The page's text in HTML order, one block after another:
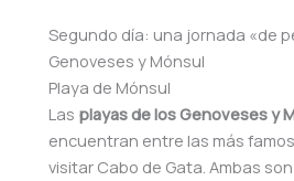
Segundo día: una jornada «de
Genoveses y Mónsul
Playa de Mónsul
Las playas de los Genoveses y
encuentran entre las más
visitar Cabo de Gata. Ambas